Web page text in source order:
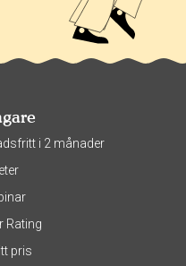
i 2 månader
Rating
pris